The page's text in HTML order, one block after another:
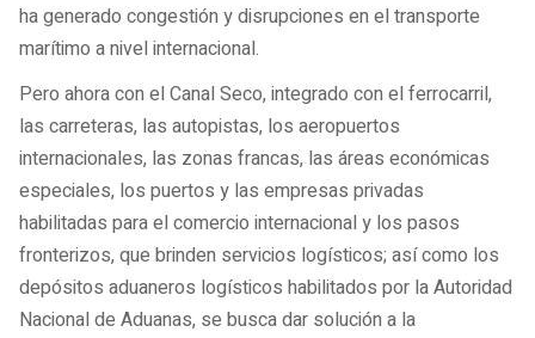
ha generado congestión y disrupciones en el transporte
marítimo a nivel internacional.
Pero ahora con el Canal Seco, integrado con el ferrocarril,
las carreteras, las autopistas, los aeropuertos
internacionales, las zonas francas, las áreas económicas
especiales, los puertos y las empresas privadas
habilitadas para el comercio internacional y los pasos
fronterizos, que brinden servicios logísticos; así como los
depósitos aduaneros logísticos habilitados por la Autoridad
Nacional de Aduanas, se busca dar solución a la